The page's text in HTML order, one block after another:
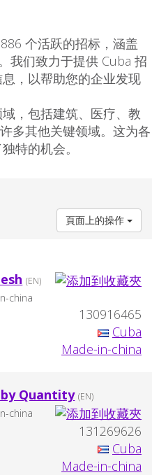
个活跃的招标，涵盖
我们致力于提供 Cuba 招
，以帮助您的企业发现
，包括建筑、医疗、教
多其他关键领域。这为各
特的机会。
頁面上的操作
(EN)
china
130916465
Cuba
Made-in-china
Quantity (EN)
china
131269626
Cuba
Made-in-china